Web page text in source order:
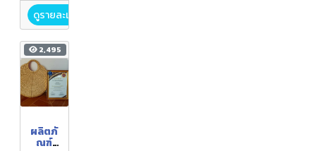
ดูรายละเอียด
2,495
ผลิตภั
ณฑ์